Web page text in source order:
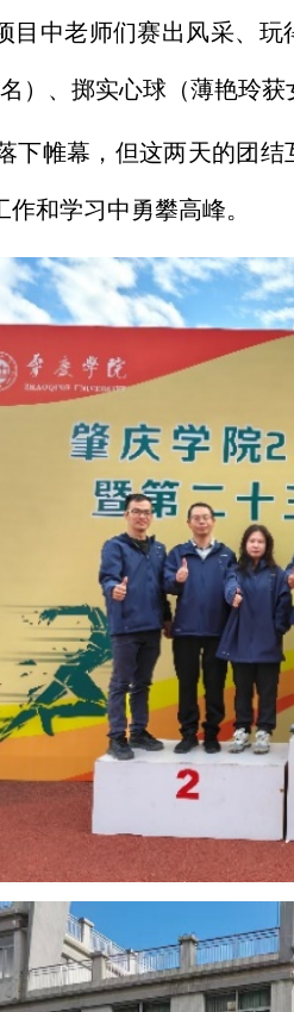
目中老师们赛出风采、
）、掷实心球（薄艳玲获
下帷幕，但这两天的团
和学习中勇攀高峰。